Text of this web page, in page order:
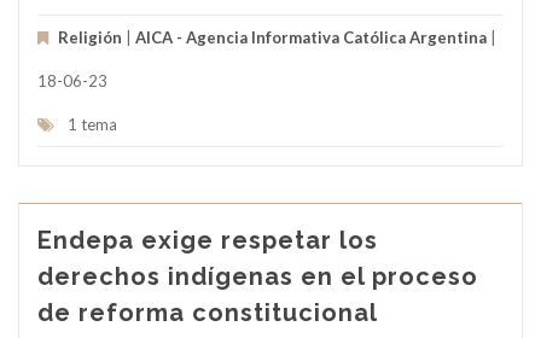
Religión AICA - Agencia Informativa Católica Argentina
18-06-23
1 tema
Endepa exige respetar los
derechos indígenas en el proceso
de reforma constitucional